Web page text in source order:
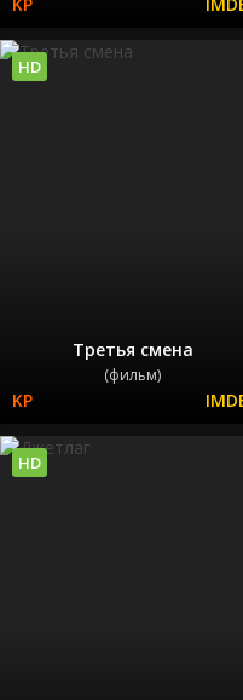
Третья смена
(фильм)
HD
HD